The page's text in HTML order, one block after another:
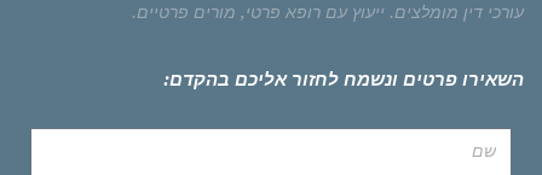
עורכי דין מומלצים. ייעוץ עם רופא פרטי, מורים פרטיים.
השאירו פרטים ונשמח לחזור אליכם בהקדם: